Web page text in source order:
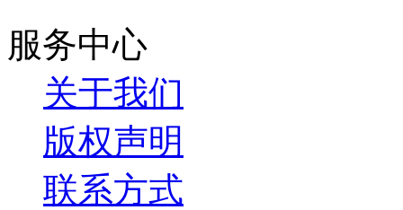
服务中心
关于我们
版权声明
联系方式